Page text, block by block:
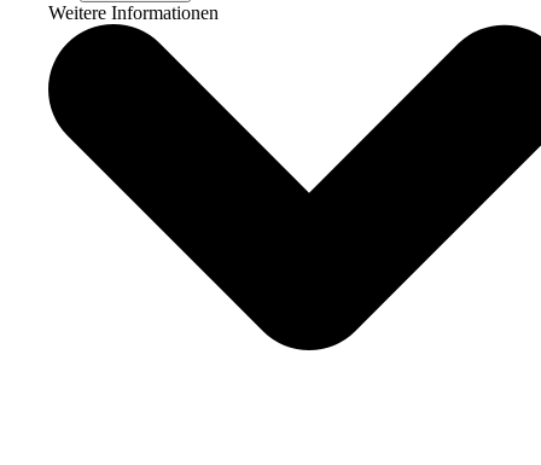
Weitere Informationen